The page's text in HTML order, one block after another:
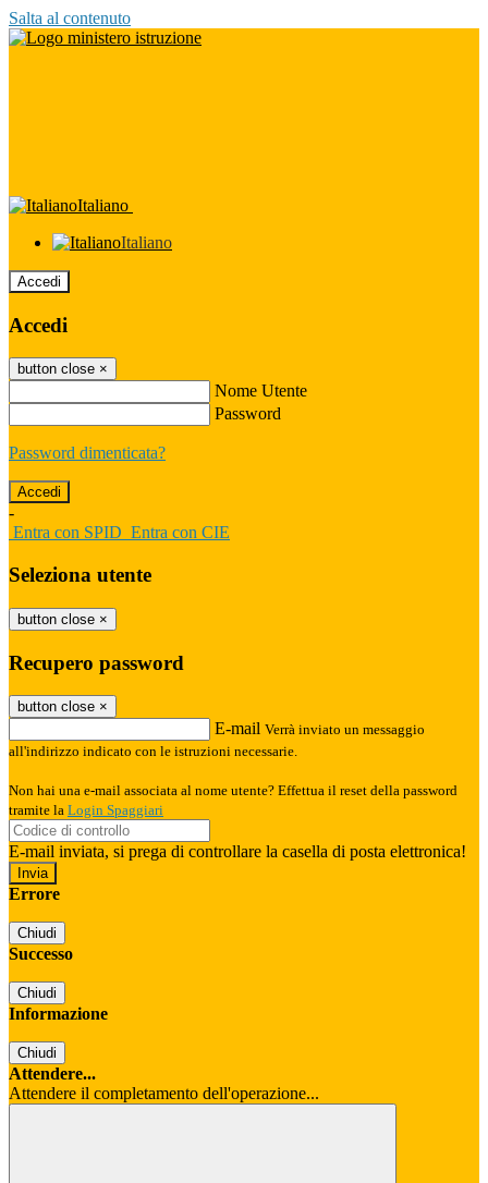
Salta al contenuto
Italiano
Italiano
Accedi
Accedi
button close ×
Nome Utente
Password
Password dimenticata?
-
Entra con SPID Entra con CIE
Seleziona utente
button close ×
Recupero password
button close ×
E-mail Verrà inviato un messaggio
all'indirizzo indicato con le istruzioni necessarie.
Non hai una e-mail associata al nome utente? Effettua il reset della password
tramite la Login Spaggiari
E-mail inviata, si prega di controllare la casella di posta elettronica!
Errore
Chiudi
Successo
Chiudi
Informazione
Chiudi
Attendere...
Attendere il completamento dell'operazione...